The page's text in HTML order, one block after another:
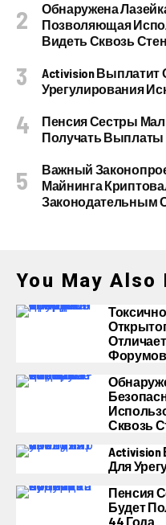
Обнаружена
Позволяющая
Видеть Сквозь
Activision Выплатит
Урегулирования
Пенсия Сестры
Получать Выплаты
Важный
Майнинга
Законодательным
You May Also
Форумов
Сквозь
Для
Пенсия
Будет
44 Года